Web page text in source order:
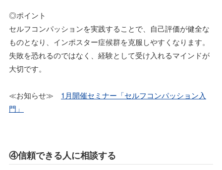
◎ポイント
セルフコンパッションを実践することで、自己評価が健全な
ものとなり、インポスター症候群を克服しやすくなります。
失敗を恐れるのではなく、経験として受け入れるマインドが
大切です。
≪お知らせ≫ 1月開催セミナー「セルフコンパッション入
門」
④信頼できる人に相談する